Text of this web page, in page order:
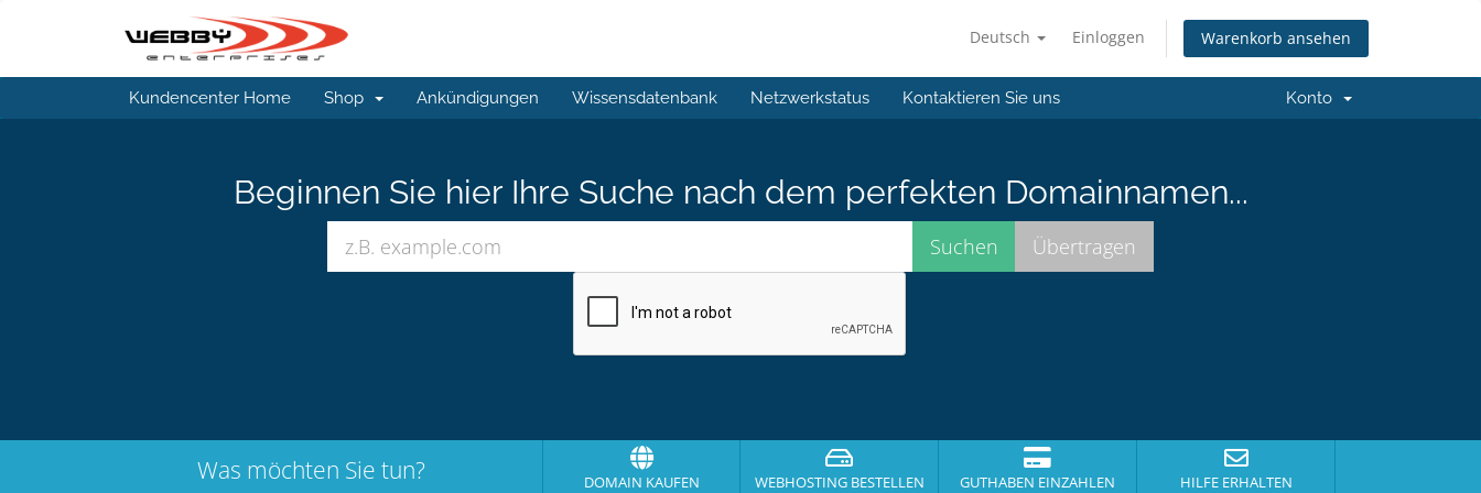
Deutsch Einloggen Warenkorb ansehen
Kundencenter Home Shop Ankündigungen Wissensdatenbank Netzwerkstatus Kontaktieren Sie uns Konto
Beginnen Sie hier Ihre Suche nach dem perfekten Domainnamen...
Was möchten Sie tun? DOMAIN KAUFEN WEBHOSTING BESTELLEN GUTHABEN EINZAHLEN HILFE ERHALTEN